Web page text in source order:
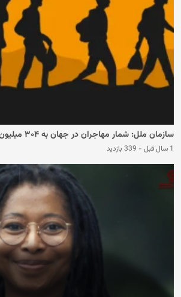
سازمان ملل: شمار مهاجران در جهان به ۳۰۴ میلیون نفر رسید
1 سال قبل - 339 بازدید